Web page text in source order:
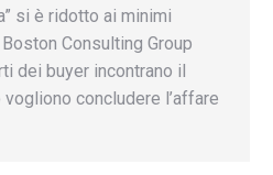
si è ridotto ai minimi
Consulting Group
dei buyer incontrano il
concludere l’affare